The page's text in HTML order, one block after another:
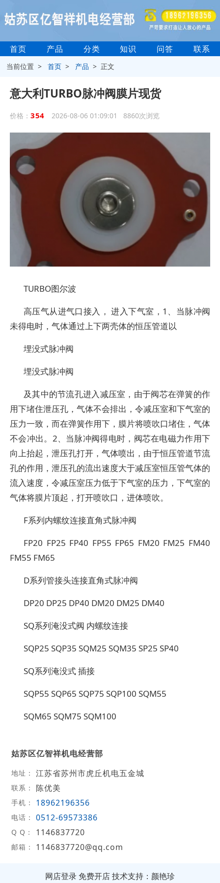
首页 产品 分类 知识 问答 联系
当前位置 >首页 > 产品 > 正文
意大利TURBO脉冲阀膜片现货
价格： 354 2026-08-06 01:09:01 8860次浏览
TURBO图尔波
高压气从进气口接入， 进入下气室，1、当脉冲阀
未得电时，气体通过上下两壳体的恒压管道以
埋没式脉冲阀
埋没式脉冲阀
及其中的节流孔进入减压室，由于阀芯在弹簧的作
用下堵住泄压孔，气体不会排出，令减压室和下气室的
压力一致，而在弹簧作用下，膜片将喷吹口堵住，气体
不会冲出。2、当脉冲阀得电时，阀芯在电磁力作用下
向上抬起，泄压孔打开，气体喷出，由于恒压管道节流
孔的作用，泄压孔的流出速度大于减压室恒压管气体的
流入速度，令减压室压力低于下气室的压力，下气室的
气体将膜片顶起，打开喷吹口，进体喷吹。
F系列内螺纹连接直角式脉冲阀
FP20 FP25 FP40 FP55 FP65 FM20 FM25 FM40
FM55 FM65
D系列管接头连接直角式脉冲阀
DP20 DP25 DP40 DM20 DM25 DM40
SQ系列淹没式阀 内螺纹连接
SQP25 SQP35 SQM25 SQM35 SP25 SP40
SQ系列淹没式 插接
SQP55 SQP65 SQP75 SQP100 SQM55
SQM65 SQM75 SQM100
姑苏区亿智祥机电经营部
地址： 江苏省苏州市虎丘机电五金城
联系： 陈优美
手机： 18962196356
电话： 0512-69573386
Q Q： 1146837720
邮箱： 1146837720@qq.com
网店登录 免费开店技术支持：颜艳珍